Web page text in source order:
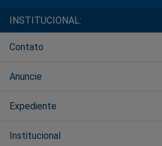
INSTITUCIONAL:
Contato
Anuncie
Expediente
Institucional